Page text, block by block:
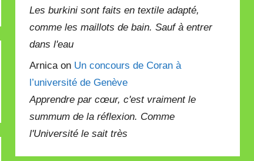
Les burkini sont faits en textile adapté,
comme les maillots de bain. Sauf à entrer
dans l'eau
Arnica on Un concours de Coran à
l’université de Genève
Apprendre par cœur, c'est vraiment le
summum de la réflexion. Comme
l'Université le sait très